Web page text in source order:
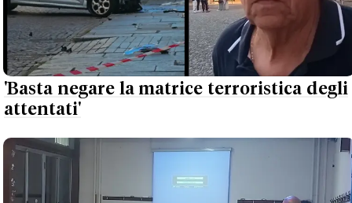
'Basta negare la matrice terroristica degli
attentati'